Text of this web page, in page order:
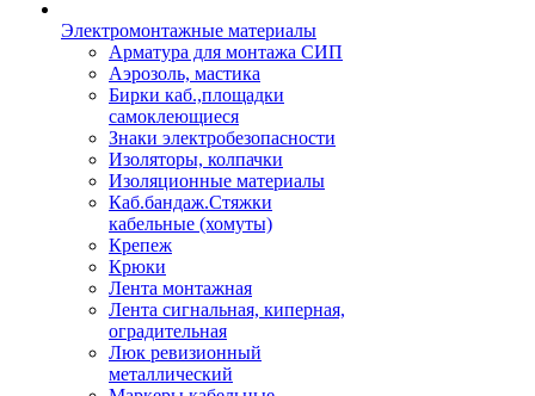
Электромонтажные материалы
Арматура для монтажа СИП
Аэрозоль, мастика
Бирки каб.,площадки
самоклеющиеся
Знаки электробезопасности
Изоляторы, колпачки
Изоляционные материалы
Каб.бандаж.Стяжки
кабельные (хомуты)
Крепеж
Крюки
Лента монтажная
Лента сигнальная, киперная,
оградительная
Люк ревизионный
металлический